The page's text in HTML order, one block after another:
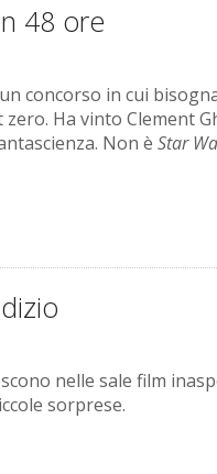
48 ore
concorso in cui
Ha vinto Clement
Non è Star
nelle sale film
sorprese.